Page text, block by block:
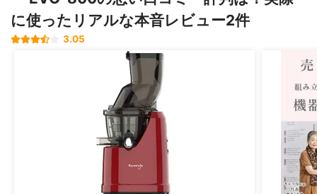
に使ったリアルな本音レビュー2件
3.05